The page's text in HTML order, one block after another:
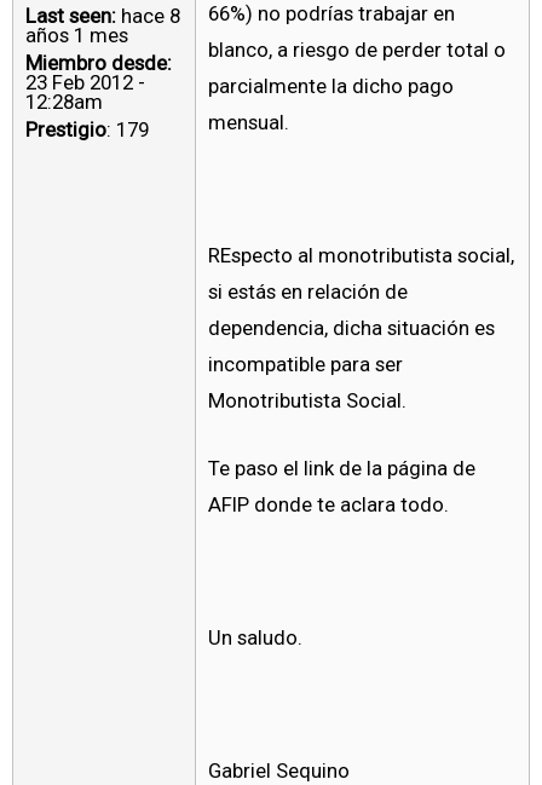
Last seen: hace 8
años 1 mes
Miembro desde:
23 Feb 2012 -
12:28am
Prestigio: 179
66%) no podrías trabajar en
blanco, a riesgo de perder total o
parcialmente la dicho pago
mensual.
REspecto al monotributista social,
si estás en relación de
dependencia, dicha situación es
incompatible para ser
Monotributista Social.
Te paso el link de la página de
AFIP donde te aclara todo.
Un saludo.
Gabriel Sequino